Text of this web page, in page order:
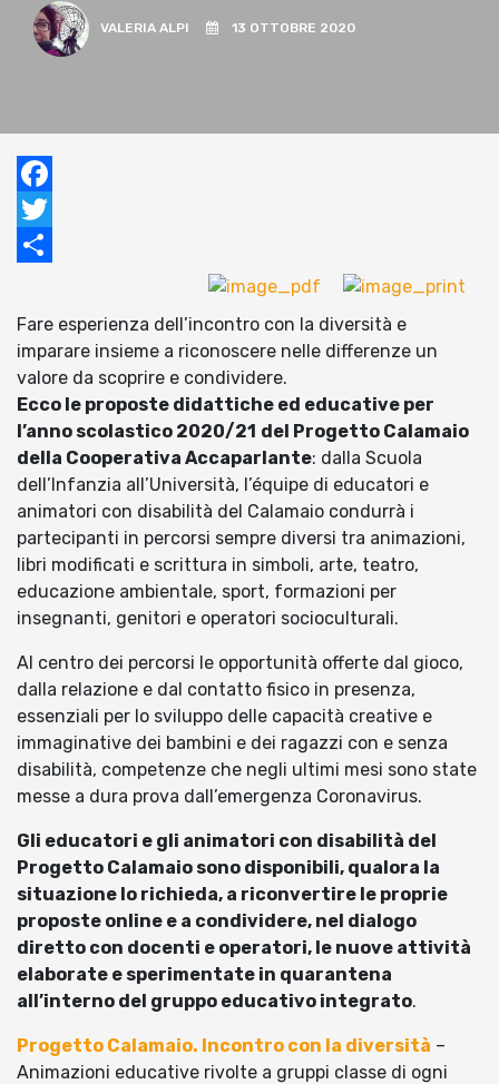
VALERIA ALPI 13 OTTOBRE 2020
Facebook
Twitter
Fare esperienza dell’incontro con la diversità e
imparare insieme a riconoscere nelle differenze un
valore da scoprire e condividere.
Ecco le proposte didattiche ed educative per
l’anno scolastico 2020/21 del Progetto Calamaio
della Cooperativa Accaparlante: dalla Scuola
dell’Infanzia all’Università, l’équipe di educatori e
animatori con disabilità del Calamaio condurrà i
partecipanti in percorsi sempre diversi tra animazioni,
libri modificati e scrittura in simboli, arte, teatro,
educazione ambientale, sport, formazioni per
insegnanti, genitori e operatori socioculturali.
Al centro dei percorsi le opportunità offerte dal gioco,
dalla relazione e dal contatto fisico in presenza,
essenziali per lo sviluppo delle capacità creative e
immaginative dei bambini e dei ragazzi con e senza
disabilità, competenze che negli ultimi mesi sono state
messe a dura prova dall’emergenza Coronavirus.
Gli educatori e gli animatori con disabilità del
Progetto Calamaio sono disponibili, qualora la
situazione lo richieda, a riconvertire le proprie
proposte online e a condividere, nel dialogo
diretto con docenti e operatori, le nuove attività
elaborate e sperimentate in quarantena
all’interno del gruppo educativo integrato.
Progetto Calamaio. Incontro con la diversità –
Animazioni educative rivolte a gruppi classe di ogni